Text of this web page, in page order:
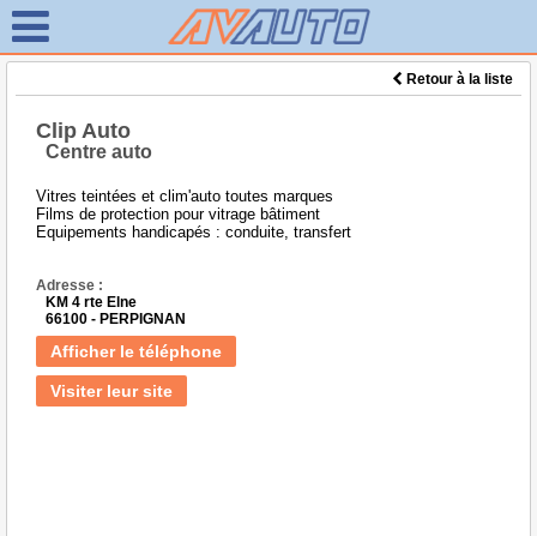
Retour à la liste
Clip Auto
Centre auto
Vitres teintées et clim'auto toutes marques
Films de protection pour vitrage bâtiment
Equipements handicapés : conduite, transfert
Adresse :
KM 4 rte Elne
66100 - PERPIGNAN
Afficher le téléphone
Visiter leur site